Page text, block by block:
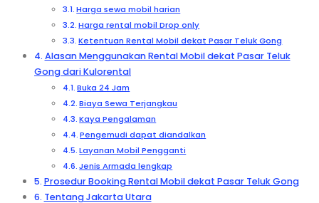
Harga sewa mobil harian
Harga rental mobil Drop only
Ketentuan Rental Mobil dekat Pasar Teluk Gong
Alasan Menggunakan Rental Mobil dekat Pasar Teluk
Gong dari Kulorental
Buka 24 Jam
Biaya Sewa Terjangkau
Kaya Pengalaman
Pengemudi dapat diandalkan
Layanan Mobil Pengganti
Jenis Armada lengkap
Prosedur Booking Rental Mobil dekat Pasar Teluk Gong
Tentang Jakarta Utara